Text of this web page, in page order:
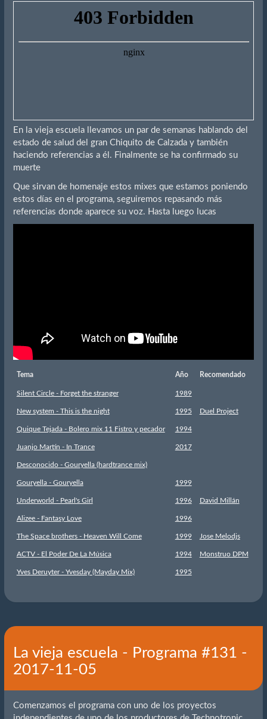
En la vieja escuela llevamos un par de semanas hablando del
estado de salud del gran Chiquito de Calzada y también
haciendo referencias a él. Finalmente se ha confirmado su
muerte
Que sirvan de homenaje estos mixes que estamos poniendo
estos días en el programa, seguiremos repasando más
referencias donde aparece su voz. Hasta luego lucas
Tema Año Recomendado
Silent Circle - Forget the stranger 1989
New system - This is the night 1995 Duel Project
Quique Tejada - Bolero mix 11 Fistro y pecador 1994
Juanjo Martín - In Trance 2017
Desconocido - Gouryella (hardtrance mix)
Gouryella - Gouryella 1999
Underworld - Pearl's Girl 1996 David Millán
Alizee - Fantasy Love 1996
The Space brothers - Heaven Will Come 1999 Jose Melodjs
ACTV - El Poder De La Música 1994 Monstruo DPM
Yves Deruyter - Yvesday (Mayday Mix) 1995
La vieja escuela - Programa #131 -
2017-11-05
Comenzamos el programa con uno de los proyectos